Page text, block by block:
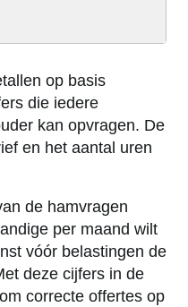
op basis
die iedere
kan opvragen. De
en het aantal uren
de hamvragen
per maand wilt
vóór belastingen de
deze cijfers in de
correcte offertes op